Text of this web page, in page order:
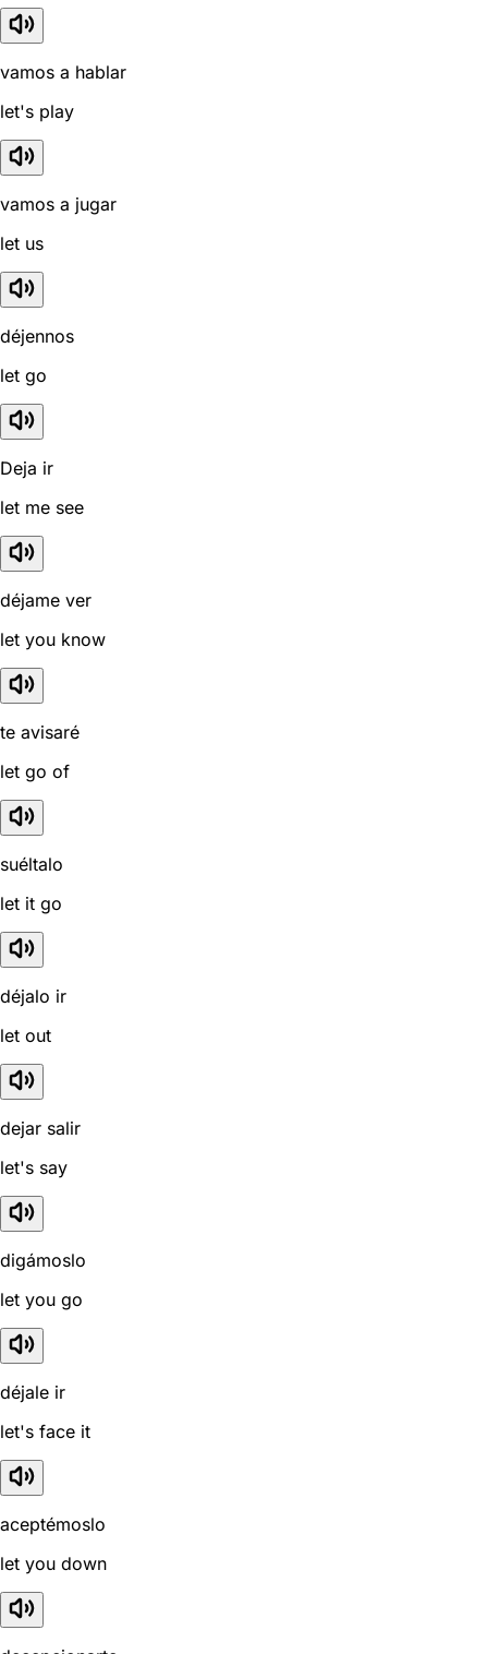
vamos a hablar
let's play
vamos a jugar
let us
déjennos
let go
Deja ir
let me see
déjame ver
let you know
te avisaré
let go of
suéltalo
let it go
déjalo ir
let out
dejar salir
let's say
digámoslo
let you go
déjale ir
let's face it
aceptémoslo
let you down